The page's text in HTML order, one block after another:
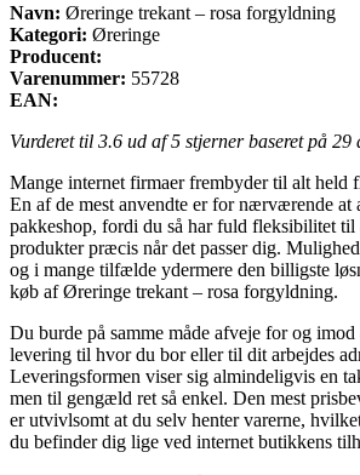
Navn: Øreringe trekant – rosa forgyldning
Kategori: Øreringe
Producent:
Varenummer: 55728
EAN:
Vurderet til 3.6 ud af 5 stjerner baseret på 29
Mange internet firmaer frembyder til alt held
En af de mest anvendte er for nærværende at
pakkeshop, fordi du så har fuld fleksibilitet til
produkter præcis når det passer dig.
og i mange tilfælde ydermere den billigste
køb af Øreringe trekant – rosa forgyldning.
Du burde på samme måde afveje for og
levering til hvor du bor eller til dit arbejdes
Leveringsformen viser sig almindeligvis en
men til gengæld ret så enkel. Den mest
er utvivlsomt at du selv henter varerne,
du befinder dig lige ved internet butikkens